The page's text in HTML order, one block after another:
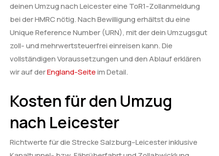
deinen Umzug nach Leicester eine ToR1-Zollanmeldung
bei der HMRC nötig. Nach Bewilligung erhältst du eine
Unique Reference Number (URN), mit der dein Umzugsgut
zoll- und mehrwertsteuerfrei einreisen kann. Die
vollständigen Voraussetzungen und den Ablauf erklären
wir auf derEngland-Seiteim Detail.
Kosten für den Umzug
nach Leicester
Richtwerte für die Strecke Salzburg–Leicester inklusive